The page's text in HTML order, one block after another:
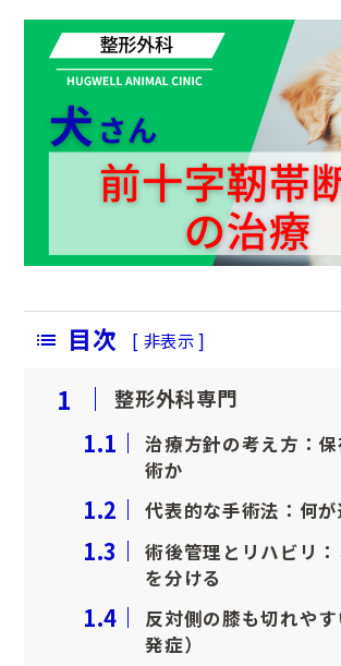
横浜鶴ヶ峰院
吉川美南院
整形外科 腫
耳科・皮膚科
目次 [ 非表示]
1 整形外科専門
1.1
治療方針の考え方：
術か
1.2 代表的な手術法：何
1.3
術後管理とリハビリ
を分ける
1.4
反対側の膝も切れや
発症）